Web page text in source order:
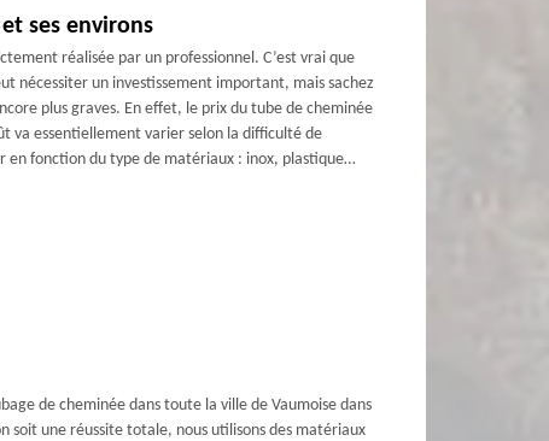
ses environs
réalisée par un professionnel. C’est vrai que
nécessiter un investissement important, mais sachez
plus graves. En effet, le prix du tube de cheminée
va essentiellement varier selon la difficulté de
en fonction du type de matériaux : inox, plastique…
de cheminée dans toute la ville de Vaumoise dans
soit une réussite totale, nous utilisons des matériaux